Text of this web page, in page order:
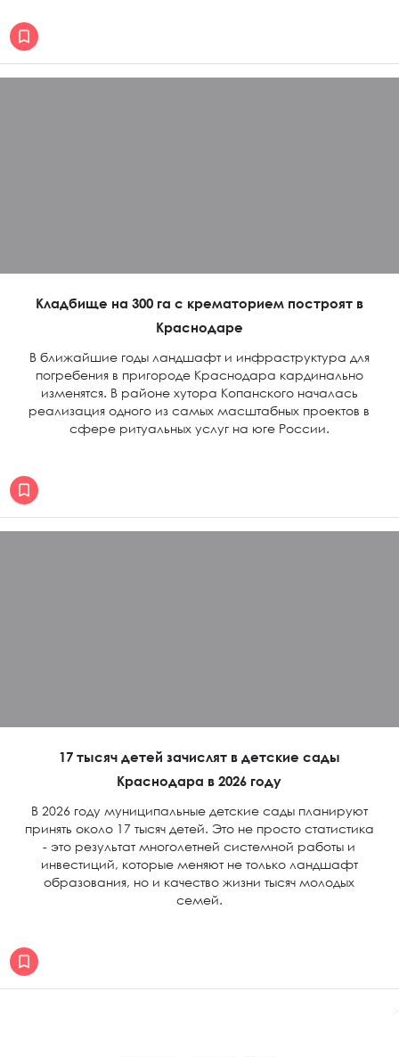
Кладбище на 300 га с крематорием построят в
Краснодаре
В ближайшие годы ландшафт и инфраструктура для
погребения в пригороде Краснодара кардинально
изменятся. В районе хутора Копанского началась
реализация одного из самых масштабных проектов в
сфере ритуальных услуг на юге России.
17 тысяч детей зачислят в детские сады
Краснодара в 2026 году
В 2026 году муниципальные детские сады планируют
принять около 17 тысяч детей. Это не просто статистика
- это результат многолетней системной работы и
инвестиций, которые меняют не только ландшафт
образования, но и качество жизни тысяч молодых
семей.